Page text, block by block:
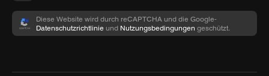
Diese Website wird durch reCAPTCHA und die Google-
Datenschutzrichtlinie und Nutzungsbedingungen geschützt.